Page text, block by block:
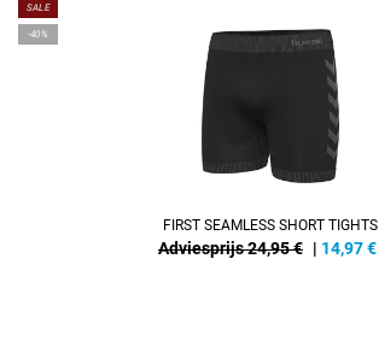
SALE
-40%
FIRST SEAMLESS SHORT TIGHTS
Adviesprijs 24,95 € | 14,97€